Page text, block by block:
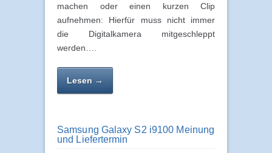
machen oder einen kurzen Clip
aufnehmen: Hierfür muss nicht immer
die Digitalkamera mitgeschleppt
werden….
Lesen →
Samsung Galaxy S2 i9100 Meinung
und Liefertermin